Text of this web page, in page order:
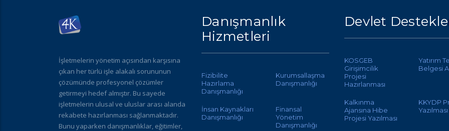
İşletmelerin yönetim açısından karşısına
çıkan her türlü işle alakalı sorununun
çözümünde profesyonel çözümler
getirmeyi hedef almıştır. Bu sayede
işletmelerin ulusal ve uluslar arası alanda
rekabete hazırlanması sağlanmaktadır.
Bunu yaparken danışmanlıklar, eğitimler,
Danışmanlık
Hizmetleri
Fizibilite
Hazırlama
Danışmanlığı
Kurumsallaşma
Danışmanlığı
İnsan Kaynakları
Danışmanlığı
Finansal
Yönetim
Danışmanlığı
Devlet
KOSGEB
Girişimcilik
Projesi
Hazırlanması
Yatırım
Belgesi
Kalkınma
Ajansına Hibe
Projesi Yazılması
KKYDP
Yazılması